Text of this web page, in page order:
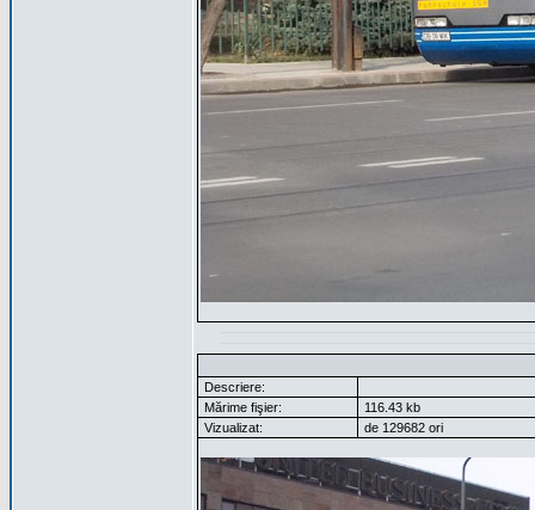
Descriere:
Mărime fişier:
116.43 kb
Vizualizat:
de 129682 ori